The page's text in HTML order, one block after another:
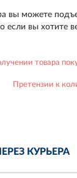
вы можете
если вы хотите
товара
Претензии к
КУРЬЕРА